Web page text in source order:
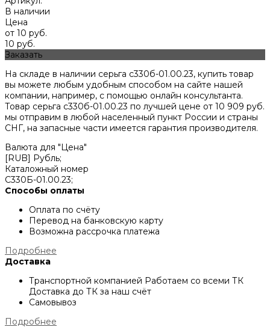
В наличии
Цена
от 10 руб.
10 руб.
Заказать
На складе в наличии серьга с330б-01.00.23, купить товар
вы можете любым удобным способом на сайте нашей
компании, например, с помощью онлайн консультанта.
Товар серьга с330б-01.00.23 по лучшей цене от 10 909 руб.
мы отправим в любой населенный пункт России и страны
СНГ, на запасные части имеется гарантия производителя.
Валюта для "Цена"
[RUB] Рубль;
Каталожный номер
С330Б-01.00.23;
Способы оплаты
Оплата по счёту
Перевод на банковскую карту
Возможна рассрочка платежа
Подробнее
Доставка
Транспортной компанией Работаем со всеми ТК
Доставка до ТК за наш счёт
Самовывоз
Подробнее